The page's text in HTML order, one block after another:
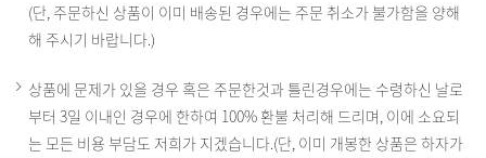
(단, 주문하신 상품이 이미 배송된 경우에는 주문 취소가 불가함을 양해
해 주시기 바랍니다.)
상품에 문제가 있을 경우 혹은 주문한것과 틀린경우에는 수령하신 날로
부터 3일 이내인 경우에 한하여 100% 환불 처리해 드리며, 이에 소요되
는 모든 비용 부담도 저희가 지겠습니다.(단, 이미 개봉한 상품은 하자가